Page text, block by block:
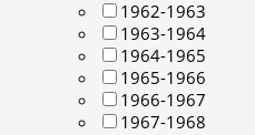
1962-1963
1963-1964
1964-1965
1965-1966
1966-1967
1967-1968